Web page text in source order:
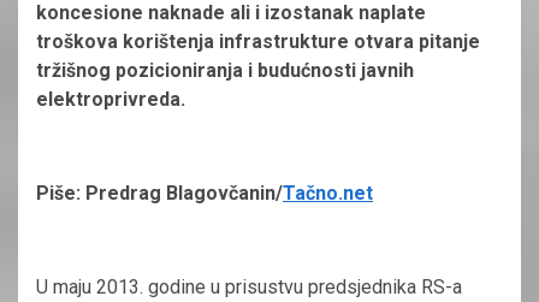
koncesione naknade ali i izostanak naplate
troškova korištenja infrastrukture otvara pitanje
tržišnog pozicioniranja i budućnosti javnih
elektroprivreda.
Piše: Predrag Blagovčanin/Tačno.net
U maju 2013. godine u prisustvu predsjednika RS-a